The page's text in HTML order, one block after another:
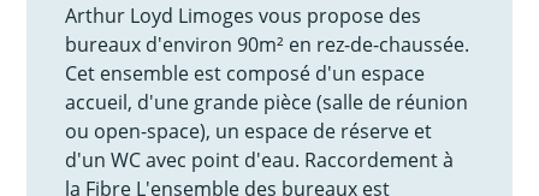
Arthur Loyd Limoges vous propose des
bureaux d'environ 90m² en rez-de-chaussée.
Cet ensemble est composé d'un espace
accueil, d'une grande pièce (salle de réunion
ou open-space), un espace de réserve et
d'un WC avec point d'eau. Raccordement à
la Fibre L'ensemble des bureaux est